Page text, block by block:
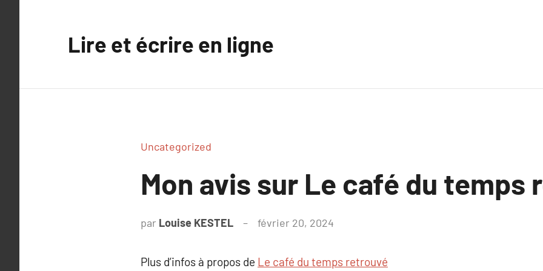
Lire et écrire en ligne
Uncategorized
Mon avis sur Le café du temps
par Louise KESTEL février 20, 2024
Plus d’infos à propos de Le café du temps retrouvé